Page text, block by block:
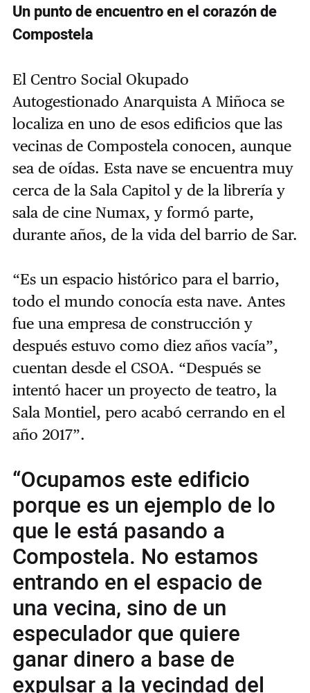
Un punto de encuentro en el corazón de
Compostela
El Centro Social Okupado
Autogestionado Anarquista A Miñoca se
localiza en uno de esos edificios que las
vecinas de Compostela conocen, aunque
sea de oídas. Esta nave se encuentra muy
cerca de la Sala Capitol y de la librería y
sala de cine Numax, y formó parte,
durante años, de la vida del barrio de Sar.
“Es un espacio histórico para el barrio,
todo el mundo conocía esta nave. Antes
fue una empresa de construcción y
después estuvo como diez años vacía”,
cuentan desde el CSOA. “Después se
intentó hacer un proyecto de teatro, la
Sala Montiel, pero acabó cerrando en el
año 2017”.
“Ocupamos este edificio
porque es un ejemplo de lo
que le está pasando a
Compostela. No estamos
entrando en el espacio de
una vecina, sino de un
especulador que quiere
ganar dinero a base de
expulsar a la vecindad del